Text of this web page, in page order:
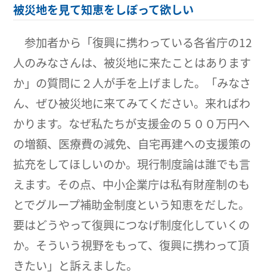
被災地を見て知恵をしぼって欲しい
参加者から「復興に携わっている各省庁の12
人のみなさんは、被災地に来たことはあります
か」の質問に２人が手を上げました。「みなさ
ん、ぜひ被災地に来てみてください。来ればわ
かります。なぜ私たちが支援金の５００万円へ
の増額、医療費の減免、自宅再建への支援策の
拡充をしてほしいのか。現行制度論は誰でも言
えます。その点、中小企業庁は私有財産制のも
とでグループ補助金制度という知恵をだした。
要はどうやって復興につなげ制度化していくの
か。そういう視野をもって、復興に携わって頂
きたい」と訴えました。